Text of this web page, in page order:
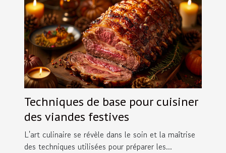
Techniques de base pour cuisiner
des viandes festives
L'art culinaire se révèle dans le soin et la maîtrise
des techniques utilisées pour préparer les...